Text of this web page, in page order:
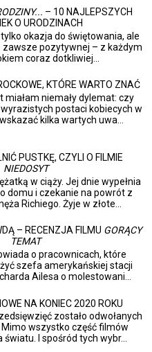
– 10 NAJLEPSZYCH
O URODZINACH
okazja do świętowania, ale
zawsze pozytywnej – z każdym
coraz dotkliwiej...
KTÓRE WARTO ZNAĆ
miałam niemały dylemat: czy
postaci kobiecych w
kilka wartych uwa...
PUSTKĘ, CZYLI O FILMIE
NIEDOSYT
w ciąży. Jej dnie wypełnia
domu i czekanie na powrót z
Richiego. Żyje w złote...
– RECENZJA FILMU GORĄCY
TEMAT
o pracownicach, które
szefa amerykańskiej stacji
Ailesa o molestowani...
NA KONIEC 2020 ROKU
zostało odwołanych
Mimo wszystko część filmów
światu. I spośród tych wybr...